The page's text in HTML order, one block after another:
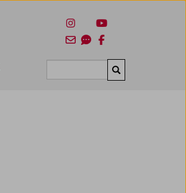
Suchen